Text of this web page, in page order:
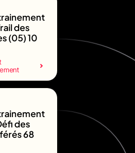
des
(05) 10
des
68